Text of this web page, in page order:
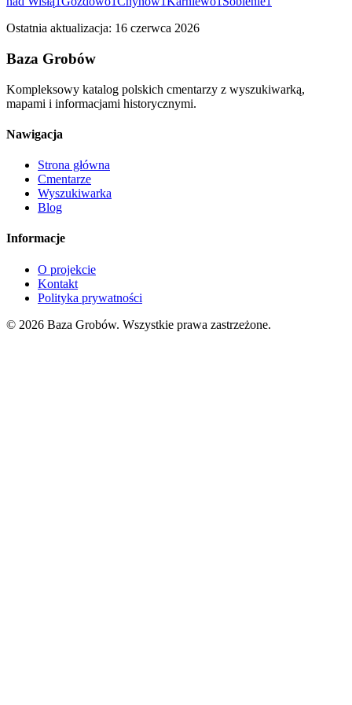
Ostatnia aktualizacja: 16 czerwca 2026
Baza Grobów
Kompleksowy katalog polskich cmentarzy z wyszukiwarką,
mapami i informacjami historycznymi.
Nawigacja
Strona główna
Cmentarze
Wyszukiwarka
Blog
Informacje
O projekcie
Kontakt
Polityka prywatności
© 2026 Baza Grobów. Wszystkie prawa zastrzeżone.